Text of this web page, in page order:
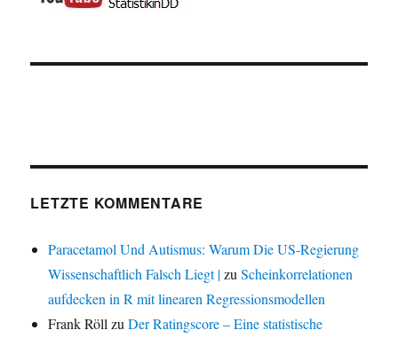
LETZTE KOMMENTARE
Paracetamol Und Autismus: Warum Die US-Regierung
Wissenschaftlich Falsch Liegt |zuScheinkorrelationen
aufdecken in R mit linearen Regressionsmodellen
Frank Röll zuDer Ratingscore – Eine statistische